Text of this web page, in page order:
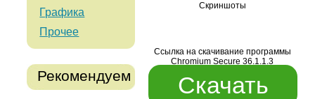
Графика
Прочее
Рекомендуем
Скриншоты
Ссылка на скачивание программы
Chromium Secure 36.1.1.3
Скачать